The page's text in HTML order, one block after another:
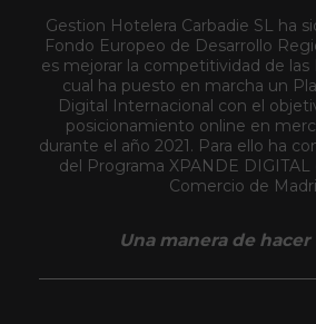
Gestion Hotelera Carbadie SL ha
Fondo Europeo de Desarrollo
es mejorar la competitividad de las
cual ha puesto en marcha un
Digital Internacional con el
posicionamiento online en
durante el año 2021. Para ello ha
del Programa XPANDE DIGITAL
Comercio de
Una manera de hacer